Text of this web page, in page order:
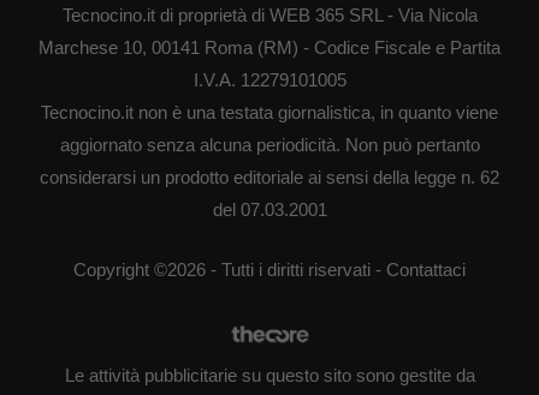
Tecnocino.it di proprietà di WEB 365 SRL - Via Nicola
Marchese 10, 00141 Roma (RM) - Codice Fiscale e Partita
I.V.A. 12279101005
Tecnocino.it non è una testata giornalistica, in quanto viene
aggiornato senza alcuna periodicità. Non può pertanto
considerarsi un prodotto editoriale ai sensi della legge n. 62
del 07.03.2001
Copyright ©2026 - Tutti i diritti riservati - Contattaci
Le attività pubblicitarie su questo sito sono gestite da